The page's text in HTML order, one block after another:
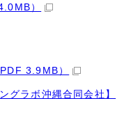
）
3.9MB）
グラボ沖縄合同会社】